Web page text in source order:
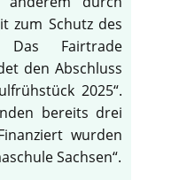
zum Schutz des
Das Fairtrade
den Abschluss
2025“.
bereits drei
wurden
Sachsen“.